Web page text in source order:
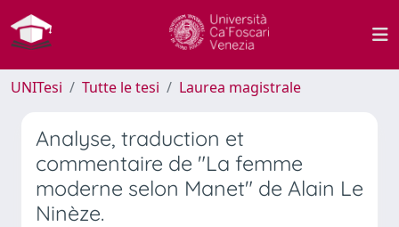
UNITesi Tutte le tesi Laurea magistrale
Analyse, traduction et
commentaire de "La femme
moderne selon Manet" de Alain Le
Ninèze.